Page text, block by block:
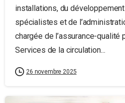
installations, du
spécialistes et de
chargée de l’assurance-qualité
Services de la circulation...
26 novembre 2025